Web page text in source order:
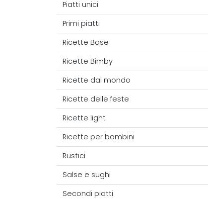
Piatti unici
Primi piatti
Ricette Base
Ricette Bimby
Ricette dal mondo
Ricette delle feste
Ricette light
Ricette per bambini
Rustici
Salse e sughi
Secondi piatti